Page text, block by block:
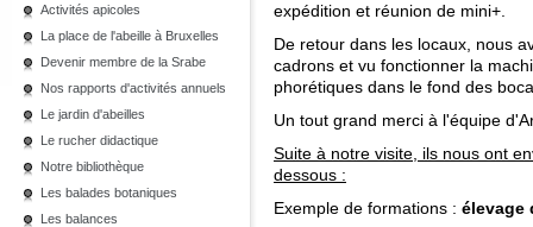
Activités apicoles
La place de l'abeille à Bruxelles
Devenir membre de la Srabe
Nos rapports d'activités annuels
Le jardin d'abeilles
Le rucher didactique
Notre bibliothèque
Les balades botaniques
Les balances
expédition et réunion de mini+.
De retour dans les locaux, nous
cadrons et vu fonctionner la
phorétiques dans le fond des
Un tout grand merci à l'équipe
Suite à notre visite, ils nous ont
dessous :
Exemple de formations : élevage